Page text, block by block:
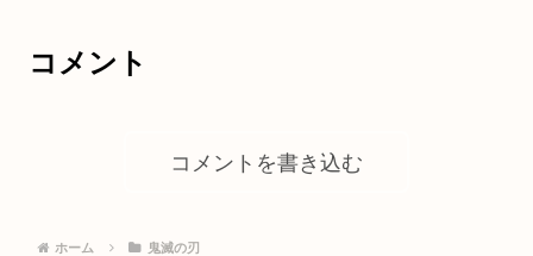
コメント
コメントを書き込む
ホーム 鬼滅の刃